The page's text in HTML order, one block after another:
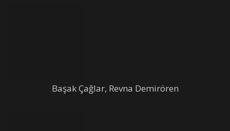
Başak Çağlar, Revna Demirören